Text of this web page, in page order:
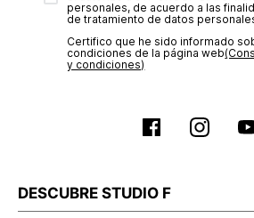
personales, de acuerdo a las
de tratamiento de datos
Certifico que he sido informado
condiciones de la página web‎
y condiciones)
DESCUBRE STUDIO F